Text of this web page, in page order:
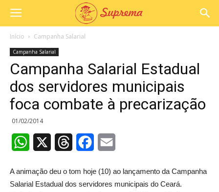
Início Campanha Salarial
Campanha Salarial
Campanha Salarial Estadual
dos servidores municipais
foca combate à precarização
01/02/2014
WhatsApp ThreadsFacebook
A animação deu o tom hoje (10) ao lançamento da Campanha
Salarial Estadual dos servidores municipais do Ceará.